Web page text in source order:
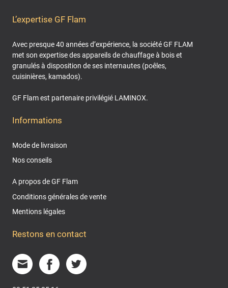
L’expertise GF Flam
Avec presque 40 années d’expérience, la société GF FLAM
met son expertise des appareils de chauffage à bois et
granulés à disposition de ses internautes (poêles,
cuisinières, kamados).
GF Flam est partenaire privilégié LAMINOX.
Informations
Mode de livraison
Nos conseils
A propos de GF Flam
Conditions générales de vente
Mentions légales
Restons en contact